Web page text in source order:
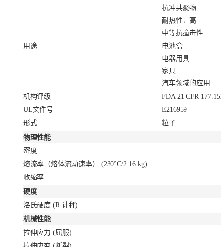
抗冲共聚物
耐热性，高
中等抗撞击性
用途
电池盒
电器用具
家具
汽车领域的应用
机构评级
FDA 21 CFR
UL文件号
E216959
形式
粒子
物理性能
密度
熔流率（熔体流动速率） (230°C/2.16 kg)
收缩率
硬度
洛氏硬度 (R 计秤)
机械性能
拉伸应力 (屈服)